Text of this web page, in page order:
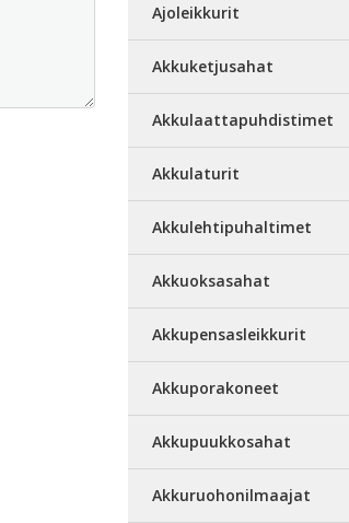
Ajoleikkurit
Akkuketjusahat
Akkulaattapuhdistimet
Akkulaturit
Akkulehtipuhaltimet
Akkuoksasahat
Akkupensasleikkurit
Akkuporakoneet
Akkupuukkosahat
Akkuruohonilmaajat